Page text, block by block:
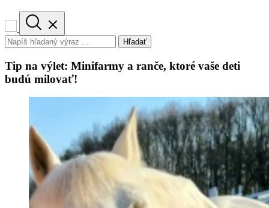
Hľadať
Tip na výlet: Minifarmy a ranče, ktoré vaše deti
budú milovať!